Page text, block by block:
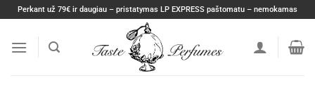
Skip
content
Perkant už 79€ ir daugiau – pristatymas LP EXPRESS paštomatu – nemokamas